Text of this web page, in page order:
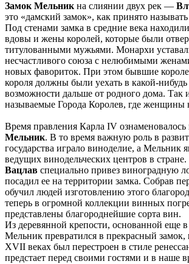
Замок Мельник на слиянии двух рек —
это «дамский замок», как принято
Под стенами замка в средние века
вдовы и жены королей, которые были
титулованными мужьями. Монархи
несчастливого союза с нелюбимыми
новых фавориток. При этом бывшие
короля должны были уехать в какой-
возможности дальше от родного дома. Так
называемые Города Королев, где женщины
Время правления Карла IV ознаменовалось
Мельник. В то время важную роль в
государства играло виноделие, а Мельник
ведущих винодельческих центров в
Вацлав специально привез виноградную
посадил ее на территории замка. Собрав
обучил людей изготовлению этого
теперь в огромной коллекции винных
представлены благороднейшие сорта вин.
Из деревянной крепости, основанной еще
Мельник превратился в прекрасный
XVII веках был перестроен в стиле
предстает перед своими гостями и в наше